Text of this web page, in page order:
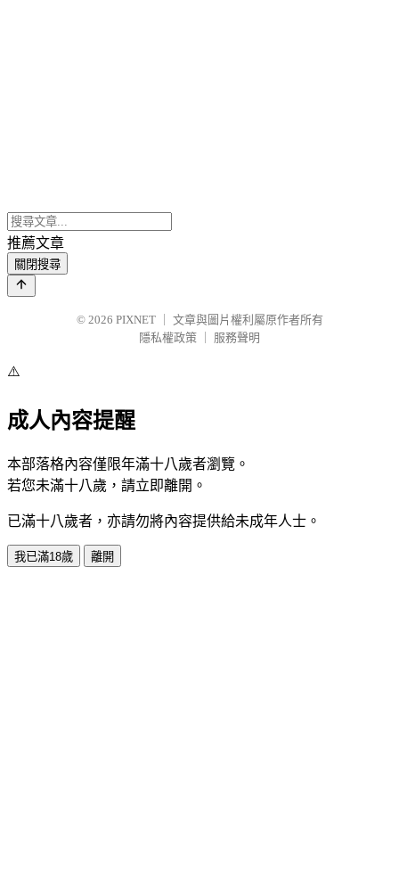
推薦文章
關閉搜尋
© 2026 PIXNET
文章與圖片權利屬原作者所有
隱私權政策
服務聲明
⚠️
成人內容提醒
本部落格內容僅限年滿十八歲者瀏覽。
若您未滿十八歲，請立即離開。
已滿十八歲者，亦請勿將內容提供給未成年人士。
我已滿18歲 離開